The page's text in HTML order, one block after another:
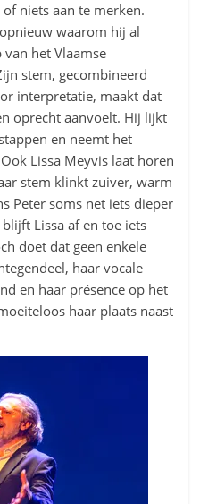
niets aan te merken.
waarom hij al
het Vlaamse
stem, gecombineerd
interpretatie, maakt dat
oprecht aanvoelt. Hij lijkt
en neemt het
Lissa Meyvis laat horen
stem klinkt zuiver, warm
Peter soms net iets dieper
Lissa af en toe iets
doet dat geen enkele
haar vocale
en haar présence op het
haar plaats naast